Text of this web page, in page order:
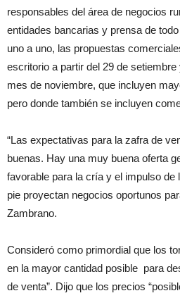
responsables del área de negocios
entidades bancarias y prensa de
uno a uno, las propuestas
escritorio a partir del 29 de
mes de noviembre, que incluyen
pero donde también se incluyen
“Las expectativas para la zafra de
buenas. Hay una muy buena oferta
favorable para la cría y el impulso de
pie proyectan negocios oportunos
Zambrano.
Consideró como primordial que los
en la mayor cantidad posible para
de venta”. Dijo que los precios